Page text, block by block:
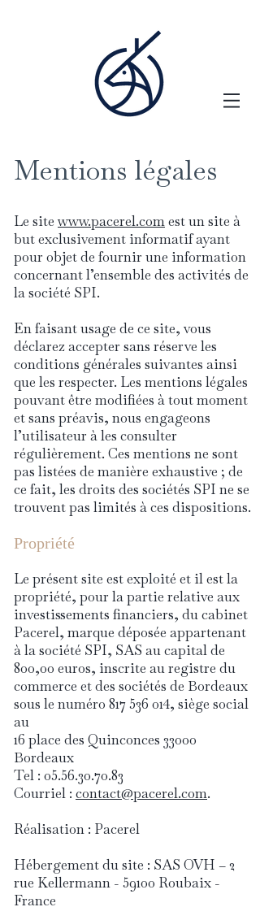
Mentions légales
Le site www.pacerel.com est un site à
but exclusivement informatif ayant
pour objet de fournir une information
concernant l’ensemble des activités de
la société SPI.
En faisant usage de ce site, vous
déclarez accepter sans réserve les
conditions générales suivantes ainsi
que les respecter. Les mentions légales
pouvant être modifiées à tout moment
et sans préavis, nous engageons
l’utilisateur à les consulter
régulièrement. Ces mentions ne sont
pas listées de manière exhaustive ; de
ce fait, les droits des sociétés SPI ne se
trouvent pas limités à ces dispositions.
Propriété
Le présent site est exploité et il est la
propriété, pour la partie relative aux
investissements financiers, du cabinet
Pacerel, marque déposée appartenant
à la société SPI, SAS au capital de
800,00 euros, inscrite au registre du
commerce et des sociétés de Bordeaux
sous le numéro 817 536 014, siège social
au
16 place des Quinconces 33000
Bordeaux
Tel : 05.56.30.70.83
Courriel : contact@pacerel.com.
Réalisation : Pacerel
Hébergement du site : SAS OVH – 2
rue Kellermann - 59100 Roubaix -
France